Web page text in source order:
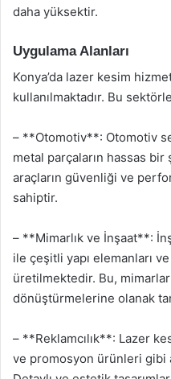
daha yüksektir.
Uygulama Alanları
Konya’da lazer kesim
kullanılmaktadır. Bu
– **Otomotiv**: Otomotiv
metal parçaların hassas
araçların güvenliği ve
sahiptir.
– **Mimarlık ve İnşaat**:
ile çeşitli yapı elemanları
üretilmektedir. Bu,
dönüştürmelerine olanak
– **Reklamcılık**: Lazer
ve promosyon ürünleri gibi